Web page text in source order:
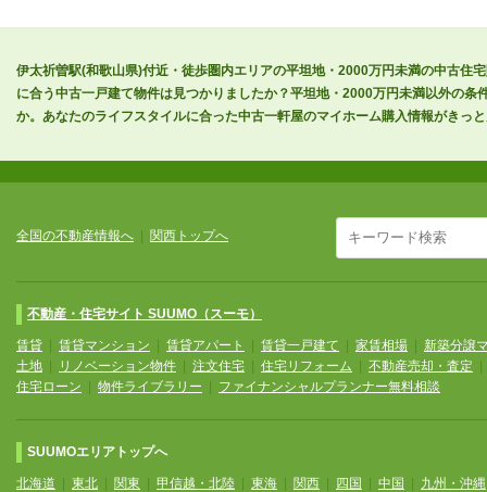
伊太祈曽駅(和歌山県)付近・徒歩圏内エリアの平坦地・2000万円未満の中古住
に合う中古一戸建て物件は見つかりましたか？平坦地・2000万円未満以外の
か。あなたのライフスタイルに合った中古一軒屋のマイホーム購入情報がきっ
全国の不動産情報へ 関西トップへ
不動産・住宅サイト SUUMO（スーモ）
賃貸 賃貸マンション 賃貸アパート 賃貸一戸建て 家賃相場
新築分譲
土地
リノベーション物件 注文住宅 住宅リフォーム 不動産売却・査定
住宅ローン
物件ライブラリー ファイナンシャルプランナー無料相談
SUUMOエリアトップへ
北海道 東北 関東 甲信越・北陸 東海 関西 四国 中国 九州・沖縄